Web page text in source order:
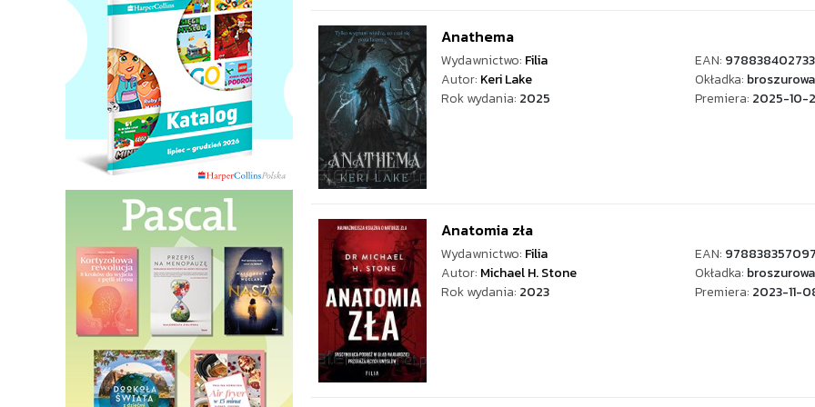
Anathema
Wydawnictwo: Filia EAN:
Autor: Keri Lake Okładka: broszurowa
Rok wydania: 2025 Premiera: 2025-10-
Anatomia zła
Wydawnictwo: Filia EAN:
Autor: Michael H. Stone Okładka: broszurowa
Rok wydania: 2023 Premiera: 2023-11-